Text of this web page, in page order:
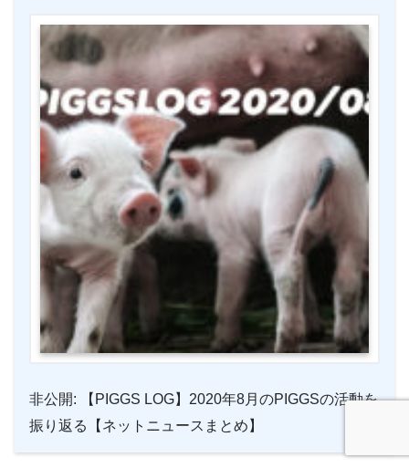
非公開: 【PIGGS LOG】2020年8月のPIGGSの活動を
振り返る【ネットニュースまとめ】